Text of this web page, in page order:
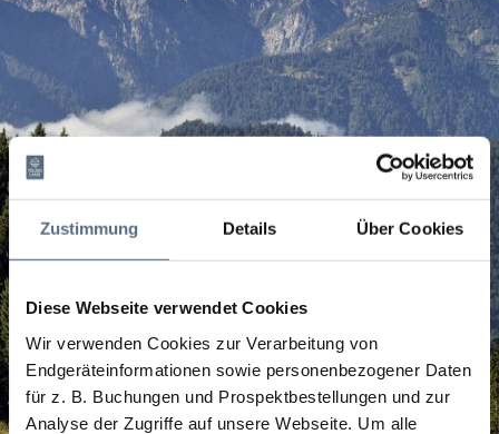
Zustimmung Details Über Cookies
Diese Webseite verwendet Cookies
Wir verwenden Cookies zur Verarbeitung von
Endgeräteinformationen sowie personenbezogener Daten
für z. B. Buchungen und Prospektbestellungen und zur
Analyse der Zugriffe auf unsere Webseite. Um alle